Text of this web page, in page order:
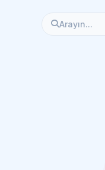
Arayın...